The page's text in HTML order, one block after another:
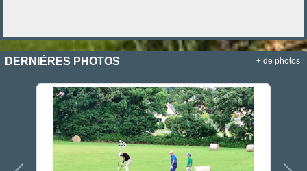
DERNIÈRES PHOTOS + de photos